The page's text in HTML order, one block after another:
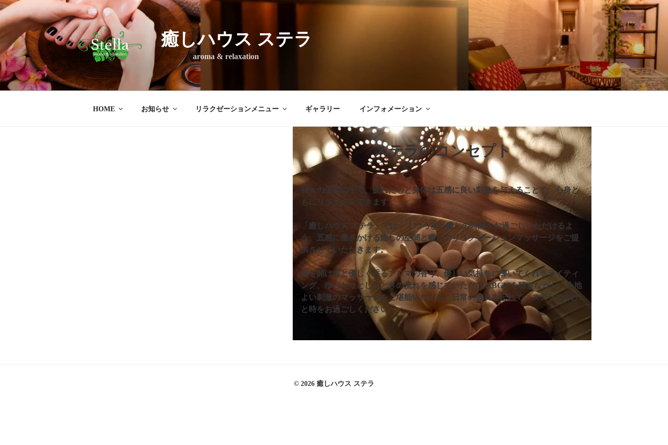
コ
ン
テ
ツ
へ
ス
キ
癒しハウス ステラ
aroma & relaxation
HOME お知らせ リラクゼーションメニュー ギャラリー インフォメーション
ステラのコンセプト
日々の生活の中で、疲れた心と身体は五感に良い刺激を与えることで、心身と
もにリラックスできます。
「癒しハウス ステラ」では、くつろぎと癒しの時間をお過ごしいただけるよ
う、五感に働きかける癒しの空間と癒しのリラクゼーションマッサージをご提
供させていただきます。
扉を開けると優しく香るアロマの香り、優しい気持ちに導いてくれるライティ
ング、ゆったりとしたときの流れを感じていただけるBGMを聴きながら、心地
よい刺激のマッサージをご堪能いただき、日常の疲れを忘れて、ステラでのひ
と時をお過ごしください。
© 2026 癒しハウス ステラ